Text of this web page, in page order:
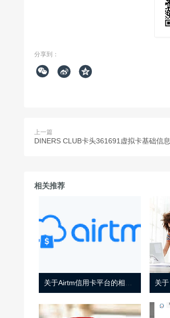
分享到：
  
上一篇
DINERS CLUB卡头361691虚拟卡基础信息
相关推荐
关